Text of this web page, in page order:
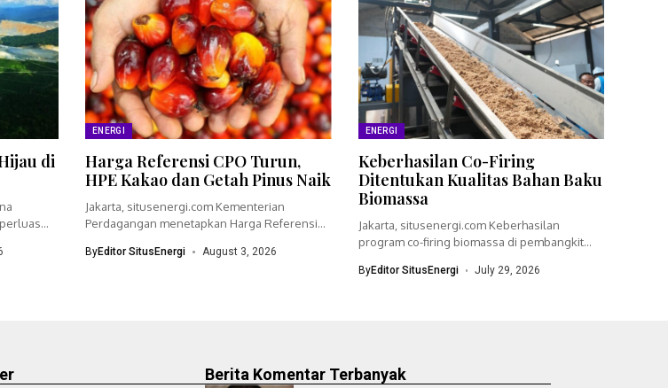
di
ENERGI
Harga Referensi CPO Turun,
HPE Kakao dan Getah Pinus Naik
Jakarta, situsenergi.com Kementerian
Perdagangan menetapkan Harga Referensi
ByEditor SitusEnergi August 3, 2026
ENERGI
Keberhasilan Co-Firing
Ditentukan Kualitas Bahan Baku
Biomassa
Jakarta, situsenergi.com Keberhasilan
program co-firing biomassa di pembangkit
ByEditor SitusEnergi July 29, 2026
Berita Komentar Terbanyak